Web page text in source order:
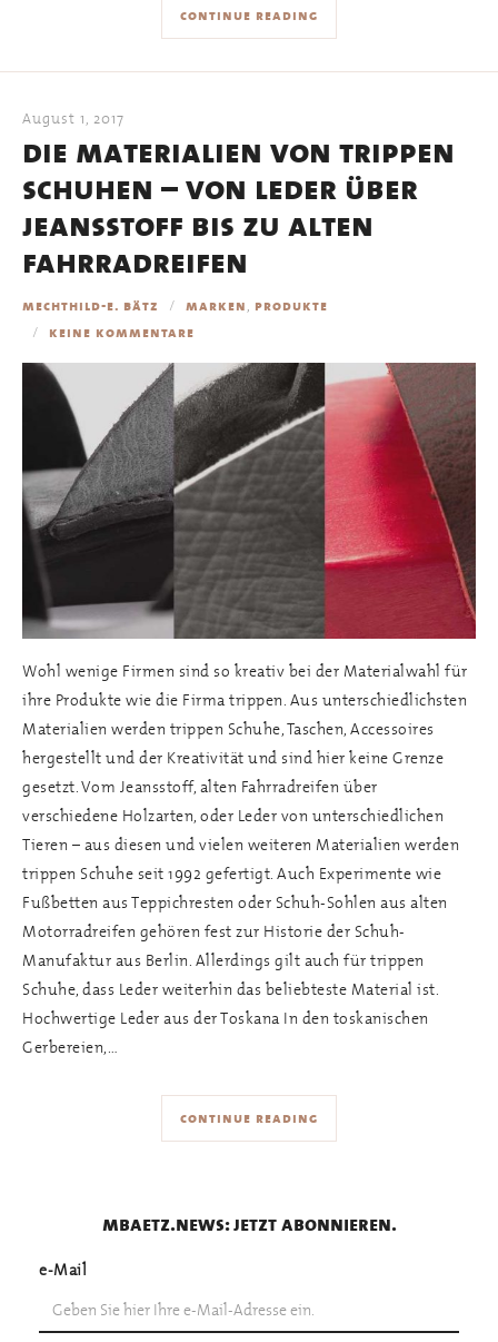
continue reading
August 1, 2017
die materialien von trippen
schuhen – von leder über
jeansstoff bis zu alten
fahrradreifen
mechthild-e. bätz marken, produkte
keine kommentare
Wohl wenige Firmen sind so kreativ bei der Materialwahl für
ihre Produkte wie die Firma trippen. Aus unterschiedlichsten
Materialien werden trippen Schuhe, Taschen, Accessoires
hergestellt und der Kreativität und sind hier keine Grenze
gesetzt. Vom Jeansstoff, alten Fahrradreifen über
verschiedene Holzarten, oder Leder von unterschiedlichen
Tieren – aus diesen und vielen weiteren Materialien werden
trippen Schuhe seit 1992 gefertigt. Auch Experimente wie
Fußbetten aus Teppichresten oder Schuh-Sohlen aus alten
Motorradreifen gehören fest zur Historie der Schuh-
Manufaktur aus Berlin. Allerdings gilt auch für trippen
Schuhe, dass Leder weiterhin das beliebteste Material ist.
Hochwertige Leder aus der Toskana In den toskanischen
Gerbereien,…
continue reading
mbaetz.news: jetzt abonnieren.
e-Mail